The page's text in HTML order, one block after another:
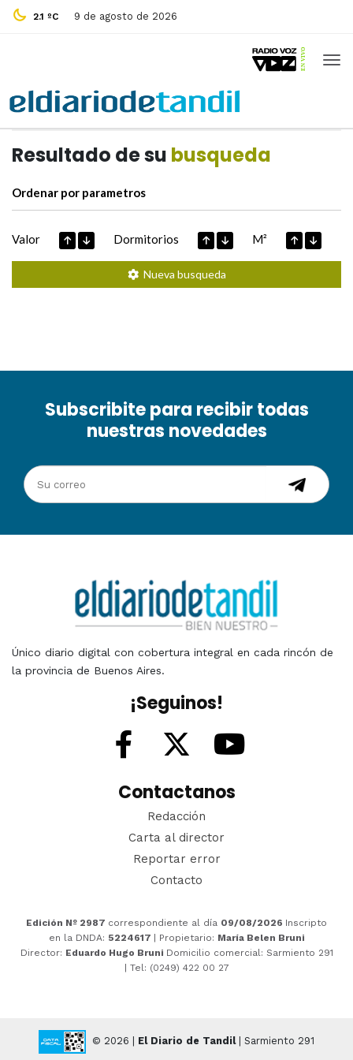
2.1 ºC 9 de agosto de 2026
Resultado de su busqueda
Ordenar por parametros
Valor Dormitorios M²
Nueva busqueda
Subscribite para recibir todas
nuestras novedades
Único diario digital con cobertura integral en cada rincón de
la provincia de Buenos Aires.
¡Seguinos!
Contactanos
Redacción
Carta al director
Reportar error
Contacto
Edición Nº 2987 correspondiente al día 09/08/2026 Inscripto
en la DNDA: 5224617 | Propietario: María Belen Bruni
Director: Eduardo Hugo Bruni Domicilio comercial: Sarmiento 291
| Tel: (0249) 422 00 27
© 2026 | El Diario de Tandil| Sarmiento 291